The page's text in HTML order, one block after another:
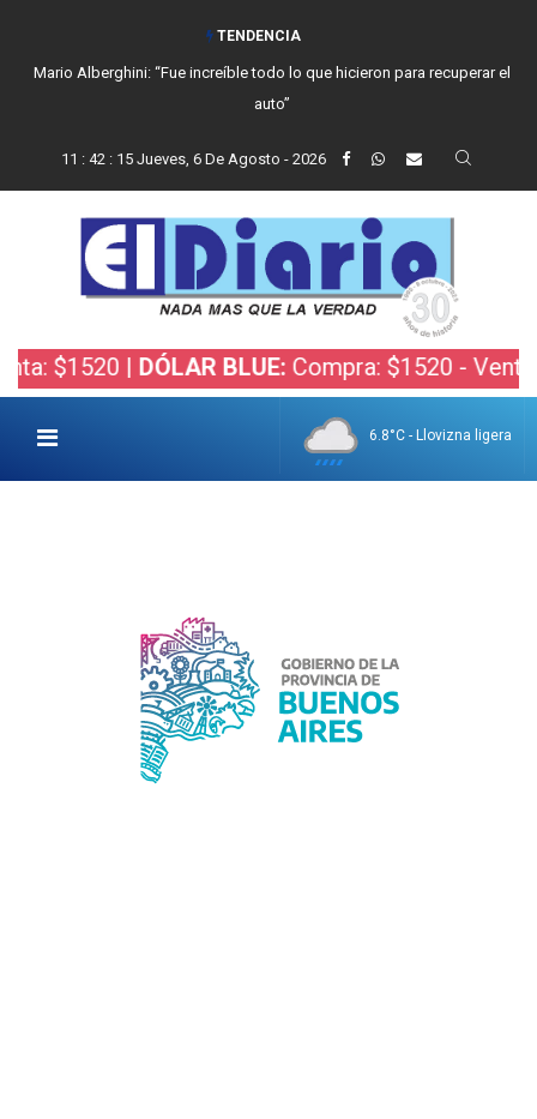
TENDENCIA
Mario Alberghini: “Fue increíble todo lo que hicieron para recuperar el
auto”
11 : 42: 15 Jueves, 6 De Agosto - 2026
|DÓLAR BLUE: Compra: $1520 - Venta:
6.8°C - Llovizna ligera